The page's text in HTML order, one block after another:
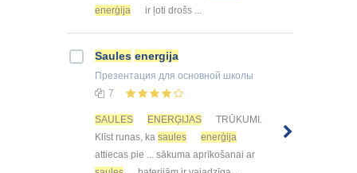
enerģija
ir ļoti drošs ...
Saules energija
Презентация для основной школы
7
SAULES ENERĢIJAS
TRŪKUMI.
Klīst runas, ka saules
enerģija
attiecas pie ... sākuma aprīkošanai ar